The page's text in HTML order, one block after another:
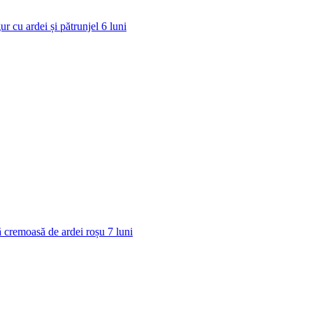
cu ardei și pătrunjel 6 luni
cremoasă de ardei roșu 7 luni